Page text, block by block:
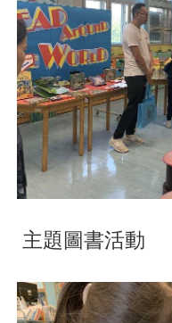
主題圖書活動